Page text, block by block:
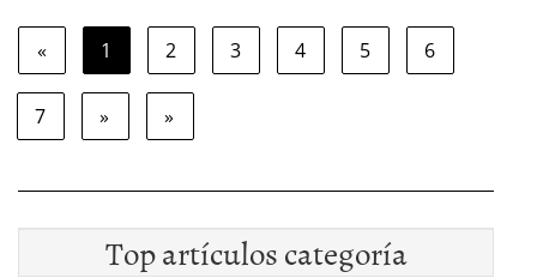
« 1 2 3 4 5 6
7 » »
Top artículos categoría